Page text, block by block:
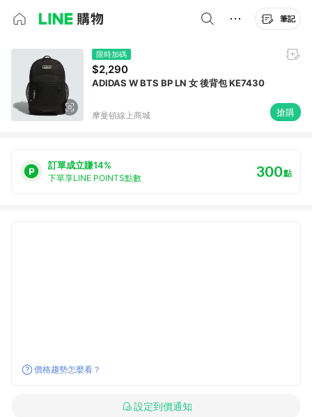
筆記
限時加碼
$2,290
ADIDAS W BTS BP LN 女 後背包 KE7430
摩曼頓線上商城 搶購
訂單成立賺14%
下單享LINE POINTS點數 300點
價格趨勢怎麼看？
設定到價通知